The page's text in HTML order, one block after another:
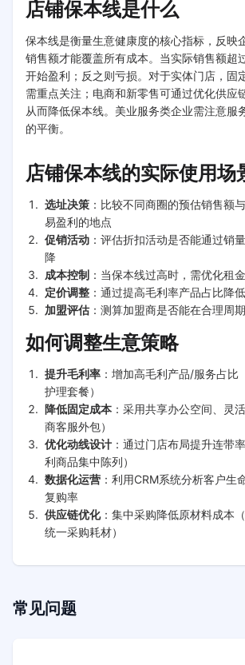
店铺保本线是什么
保本线是衡量生意健康度的核心指标，反映
销售额才能覆盖所有成本。当实际销售额超
开始盈利；反之则亏损。对于实体门店，固
需重点关注；电商和新零售可通过优化供应
从而降低保本线。美业服务类企业需注意服
的平衡。
店铺保本线的实际使用场
选址决策 ：比较不同商圈的预估销售额
易盈利的地点
促销活动 ：评估折扣活动是否能通过销
降
成本控制 ：当保本线过高时，需优化租
定价调整 ：通过提高毛利率产品占比降
加盟评估 ：测算加盟商是否能在合理周
如何调整生意策略
提升毛利率 ：增加高毛利产品/服务占比
护理套餐）
降低固定成本 ：采用共享办公空间、灵
商客服外包）
优化动线设计 ：通过门店布局提升连带
利商品集中陈列）
数据化运营 ：利用CRM系统分析客户生
复购率
供应链优化：集中采购降低原材料成本
统一采购耗材）
常见问题